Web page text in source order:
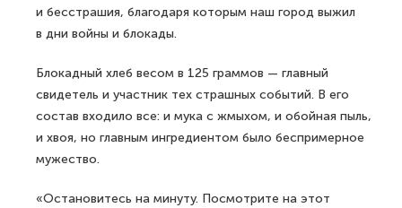
и бесстрашия, благодаря которым наш город выжил
в дни войны и блокады.
Блокадный хлеб весом в 125 граммов — главный
свидетель и участник тех страшных событий. В его
состав входило все: и мука с жмыхом, и обойная пыль,
и хвоя, но главным ингредиентом было беспримерное
мужество.
«Остановитесь на минуту. Посмотрите на этот